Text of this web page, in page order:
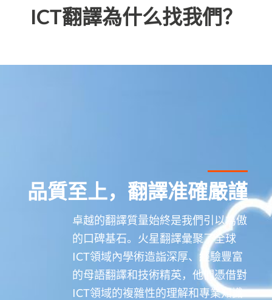
ICT翻譯為什么找我們？
品質至上，翻譯准確嚴謹
卓越的翻譯質量始終是我們引以為傲
的口碑基石。火星翻譯彙聚了全球
ICT領域內學術造詣深厚、經驗豐富
的母語翻譯和技術精英，他們憑借對
ICT領域的複雜性的理解和專業知識